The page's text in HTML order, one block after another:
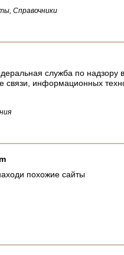
Справочники
служба по
связи, информационных
похожие сайты